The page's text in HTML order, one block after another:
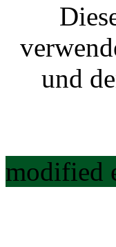
und
modified